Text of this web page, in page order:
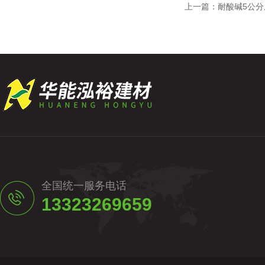
上一篇： 耐酸碱5公
全国统一服务电话
13323269659